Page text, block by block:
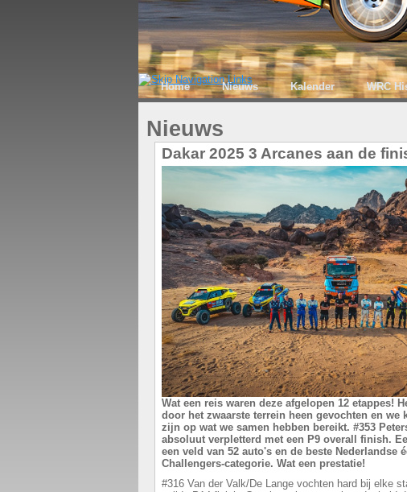
Home Nieuws Kalender WRC
Nieuws
Dakar 2025 3 Arcanes aan de
Wat een reis waren deze afgelopen 12 etappes!
door het zwaarste terrein heen gevochten en we
zijn op wat we samen hebben bereikt. #353
absoluut verpletterd met een P9 overall finish.
een veld van 52 auto's en de beste Nederlandse
Challengers-categorie. Wat een prestatie!
#316 Van der Valk/De Lange vochten hard bij elke